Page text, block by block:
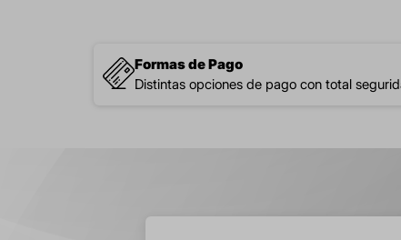
Formas de Pago
Distintas opciones de pago con total